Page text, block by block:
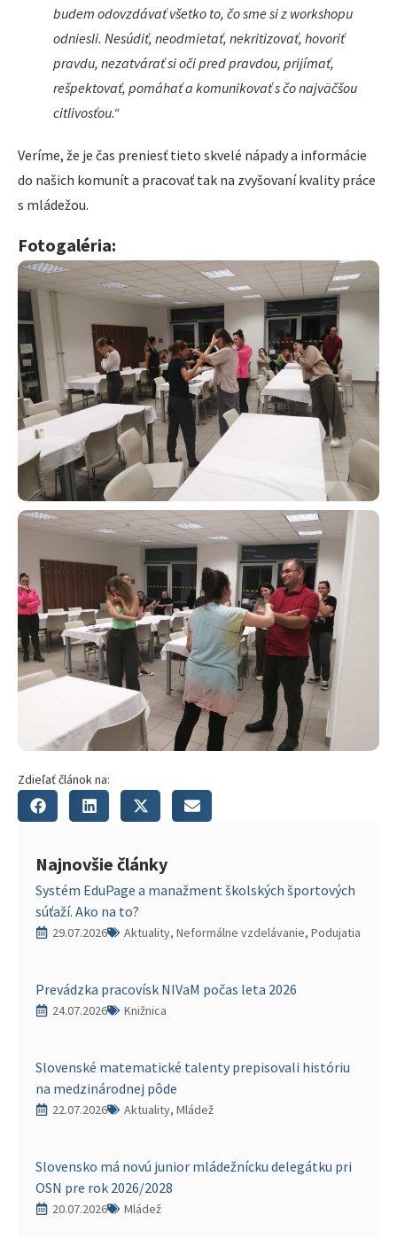
budem odovzdávať všetko to, čo sme si z workshopu
odniesli. Nesúdiť, neodmietať, nekritizovať, hovoriť
pravdu, nezatvárať si oči pred pravdou, prijímať,
rešpektovať, pomáhať a komunikovať s čo najväčšou
citlivosťou.“
Veríme, že je čas preniesť tieto skvelé nápady a informácie
do našich komunít a pracovať tak na zvyšovaní kvality práce
s mládežou.
Fotogaléria:
Zdieľať článok na:
Najnovšie články
Systém EduPage a manažment školských športových
súťaží. Ako na to?
29.07.2026 Aktuality, Neformálne vzdelávanie, Podujatia
Prevádzka pracovísk NIVaM počas leta 2026
24.07.2026 Knižnica
Slovenské matematické talenty prepisovali históriu
na medzinárodnej pôde
22.07.2026 Aktuality, Mládež
Slovensko má novú junior mládežnícku delegátku pri
OSN pre rok 2026/2028
20.07.2026 Mládež